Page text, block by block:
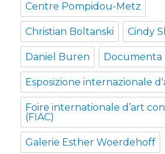
Centre Pompidou-Metz
Christian Boltanski Cindy
Daniel Buren Documenta
Esposizione internazionale
Foire internationale d’art
(FIAC)
Galerie Esther Woerdehoff